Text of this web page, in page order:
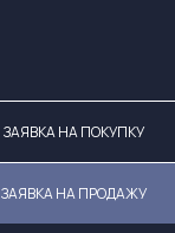
ЗАЯВКА НА ПОКУПКУ
ЗАЯВКА НА ПРОДАЖУ